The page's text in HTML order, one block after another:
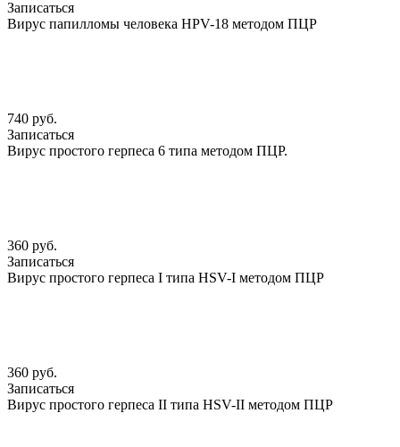
Записаться
Вирус папилломы человека HPV-18 методом ПЦР
740 руб.
Записаться
Вирус простого герпеса 6 типа методом ПЦР.
360 руб.
Записаться
Вирус простого герпеса I типа HSV-I методом ПЦР
360 руб.
Записаться
Вирус простого герпеса II типа HSV-II методом ПЦР